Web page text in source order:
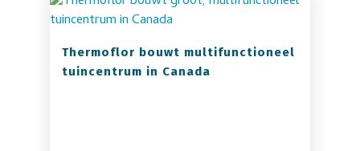
Thermoflor bouwt multifunctioneel
tuincentrum in Canada